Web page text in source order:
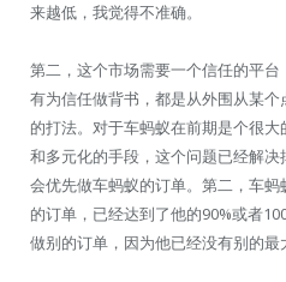
来越低，我觉得不准确。
第二，这个市场需要一个信任的平
有为信任做背书，都是从外围从某
的打法。对于车蚂蚁在前期是个很
和多元化的手段，这个问题已经解
会优先做车蚂蚁的订单。第二，车
的订单，已经达到了他的90%或者
做别的订单，因为他已经没有别的最